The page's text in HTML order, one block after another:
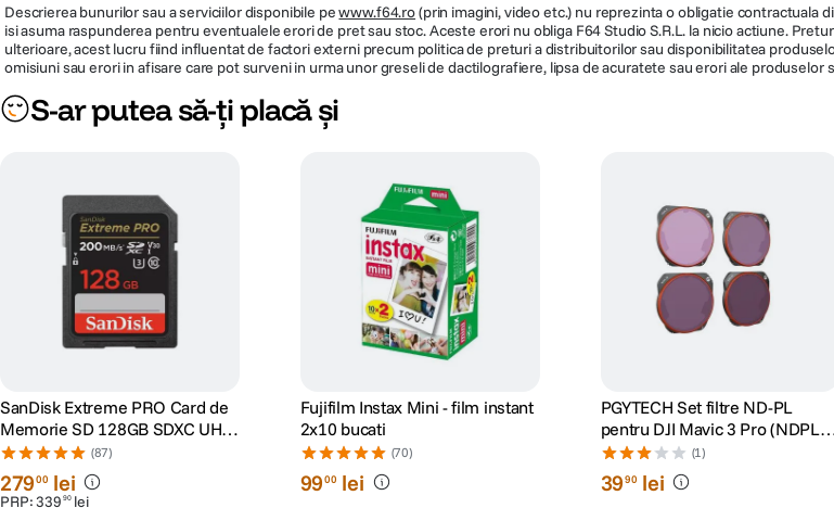
Descrierea bunurilor sau a serviciilor disponibile pewww.f64.ro(prin imagini, video etc.) nu reprezinta o obligatie contractuala
isi asuma raspunderea pentru eventualele erori de pret sau stoc. Aceste erori nu obliga F64 Studio S.R.L. la nicio actiune.
ulterioare, acest lucru fiind influentat de factori externi precum politica de preturi a distribuitorilor sau disponibilitatea
omisiuni sau erori in afisare care pot surveni in urma unor greseli de dactilografiere, lipsa de acuratete sau erori ale produselor
S-ar putea să-ți placă și
SanDisk Extreme PRO Card de
Memorie SD 128GB SDXC UHS-
I Class 10 U3 V30 + 2 Ani
RescuePRO Deluxe
(87)
27900 lei
PRP:339 90 lei
Fujifilm Instax Mini - film instant
2x10 bucati
(70)
9900 lei
PGYTECH Set filtre ND-PL
pentru DJI Mavic 3 Pro (NDPL 8
16 32 64)
(1)
3990 lei